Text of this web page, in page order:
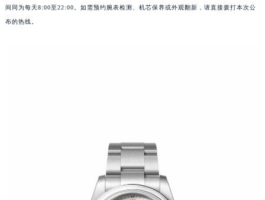
间同为每天8:00至22:00。如需预约腕表检测、机芯保养或外观翻新，请直接拨打本次公
布的热线。